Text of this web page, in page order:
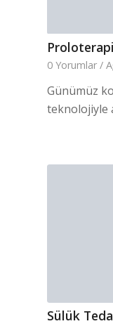
Proloterapi
0 Yorumlar /
Günümüz
teknolojiyle
Sülük